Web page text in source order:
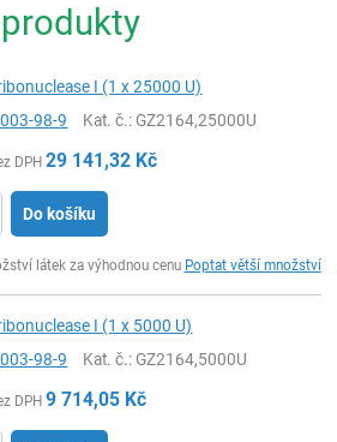
I (1 x 25000 U)
98-9 Kat. č.: GZ2164,25000U
DPH 29 141,32 Kč
Do košíku
látek za výhodnou cenu Poptat větší množství
I (1 x 5000 U)
98-9 Kat. č.: GZ2164,5000U
DPH 9 714,05 Kč